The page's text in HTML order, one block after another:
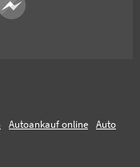
Autoankauf online
Auto